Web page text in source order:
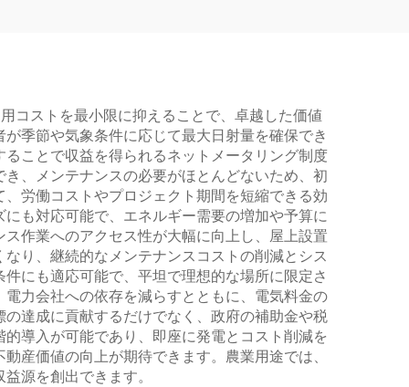
コストを最小限に抑えることで、卓越した価値
季節や気象条件に応じて最大日射量を確保でき
ことで収益を得られるネットメータリング制度
、メンテナンスの必要がほとんどないため、初
労働コストやプロジェクト期間を短縮できる効
も対応可能で、エネルギー需要の増加や予算に
作業へのアクセス性が大幅に向上し、屋上設置
り、継続的なメンテナンスコストの削減とシス
にも適応可能で、平坦で理想的な場所に限定さ
力会社への依存を減らすとともに、電気料金の
達成に貢献するだけでなく、政府の補助金や税
導入が可能であり、即座に発電とコスト削減を
産価値の向上が期待できます。農業用途では、
源を創出できます。